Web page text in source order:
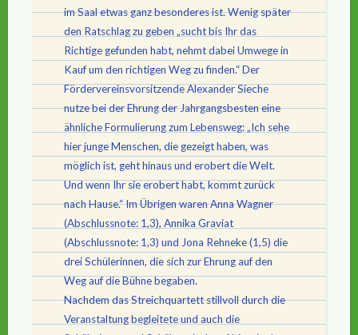
im Saal etwas ganz besonderes ist. Wenig später
den Ratschlag zu geben „sucht bis Ihr das
Richtige gefunden habt, nehmt dabei Umwege in
Kauf um den richtigen Weg zu finden.“ Der
Fördervereinsvorsitzende Alexander Sieche
nutze bei der Ehrung der Jahrgangsbesten eine
ähnliche Formulierung zum Lebensweg: „Ich sehe
hier junge Menschen, die gezeigt haben, was
möglich ist, geht hinaus und erobert die Welt.
Und wenn Ihr sie erobert habt, kommt zurück
nach Hause.“ Im Übrigen waren Anna Wagner
(Abschlussnote: 1,3), Annika Graviat
(Abschlussnote: 1,3) und Jona Rehneke (1,5) die
drei Schülerinnen, die sich zur Ehrung auf den
Weg auf die Bühne begaben.
Nachdem das Streichquartett stillvoll durch die
Veranstaltung begleitete und auch die